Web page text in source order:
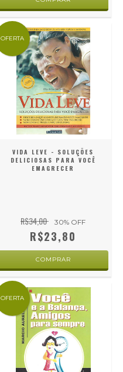
OFERTA
VIDA LEVE - SOLUÇÕES
DELICIOSAS PARA VOCÊ
EMAGRECER
R$34,00 30% OFF
R$23,80
OFERTA